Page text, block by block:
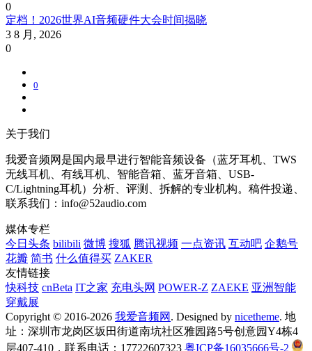
0
定档！2026世界AI音频硬件大会时间揭晓
3 8 月, 2026
0
0
关于我们
我爱音频网是国内最早进行智能音频设备（蓝牙耳机、TWS
无线耳机、有线耳机、智能音箱、蓝牙音箱、USB-
C/Lightning耳机）分析、评测、拆解的专业机构。稿件投递、
联系我们：info@52audio.com
媒体专栏
今日头条 bilibili 微博 搜狐 腾讯视频 一点资讯 互动吧 企鹅号
花瓣 简书 什么值得买 ZAKER
友情链接
快科技 cnBeta IT之家 充电头网 POWER-Z ZAEKE 亚洲智能
穿戴展
Copyright © 2016-2026 我爱音频网 . Designed by nicetheme. 地
址：深圳市龙岗区坂田街道南坑社区雅园路5号创意园Y4栋4
层407-410，联系电话：17722607323 粤ICP备16035666号-2